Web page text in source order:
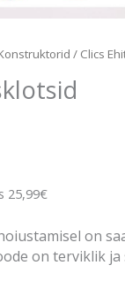
/ Clics
25,99€
on
on terviklik